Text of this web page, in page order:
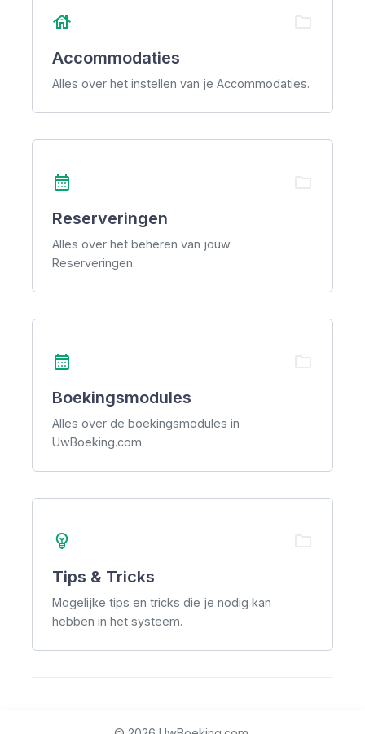
house
Accommodaties
Alles over het instellen van je Accommodaties.
calendar_month
Reserveringen
Alles over het beheren van jouw
Reserveringen.
calendar_month
Boekingsmodules
Alles over de boekingsmodules in
UwBoeking.com.
emoji_objects
Tips & Tricks
Mogelijke tips en tricks die je nodig kan
hebben in het systeem.